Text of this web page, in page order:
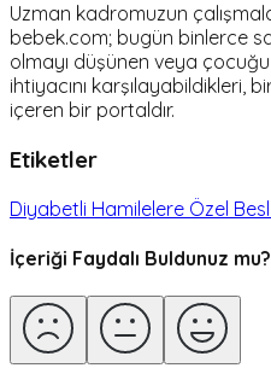
Uzman kadromuzun
bebek.com; bugün binlerce
olmayı düşünen veya
ihtiyacını karşılayabildikleri,
içeren bir portaldır.
Etiketler
Diyabetli Hamilelere Özel
İçeriği Faydalı Buldunuz mu?